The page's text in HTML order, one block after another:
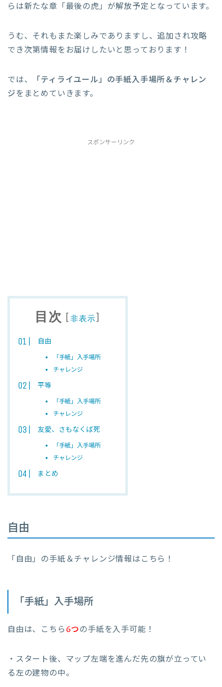
らは新たな章「最後の虎」が解放予定となっています。
うむ、それもまた楽しみでありますし、追加され攻略
でき次第情報をお届けしたいと思っております！
では、
「ティライユール」の手紙入手場所＆チャレン
ジをまとめていきます。
スポンサーリンク
目次 [ 非表示]
自由
「手紙」入手場所
チャレンジ
平等
「手紙」入手場所
チャレンジ
友愛、さもなくば死
「手紙」入手場所
チャレンジ
まとめ
自由
「自由」の手紙＆チャレンジ情報はこちら！
「手紙」入手場所
自由は、こちら6つの手紙を入手可能！
・スタート後、マップ左端を進んだ先の旗が立ってい
る左の建物の中。